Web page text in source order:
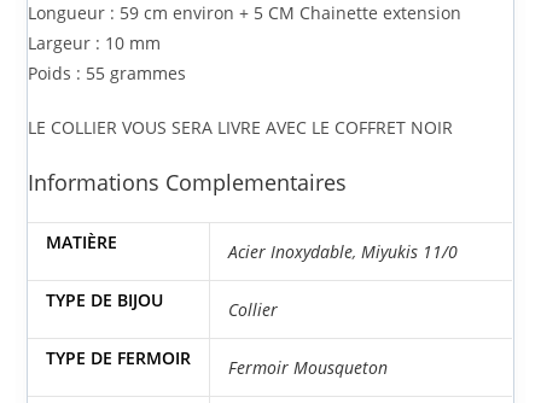
Longueur : 59 cm environ + 5 CM Chainette extension
Largeur : 10 mm
Poids : 55 grammes
LE COLLIER VOUS SERA LIVRE AVEC LE COFFRET NOIR
Informations Complementaires
MATIÈRE Acier Inoxydable,Miyukis 11/0
TYPE DE BIJOU Collier
TYPE DE FERMOIR Fermoir Mousqueton